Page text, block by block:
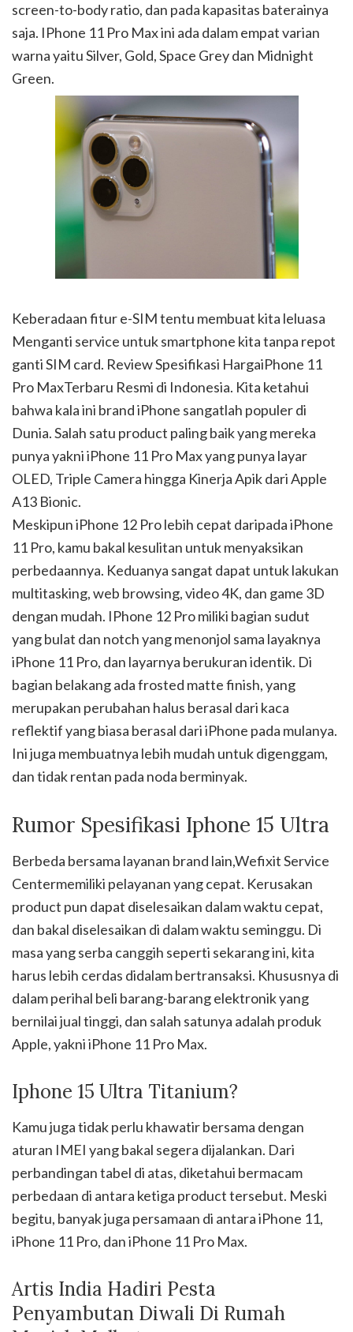
screen-to-body ratio, dan pada kapasitas baterainya
saja. IPhone 11 Pro Max ini ada dalam empat varian
warna yaitu Silver, Gold, Space Grey dan Midnight
Green.
Keberadaan fitur e-SIM tentu membuat kita leluasa
Menganti service untuk smartphone kita tanpa repot
ganti SIM card. Review Spesifikasi HargaiPhone 11
Pro MaxTerbaru Resmi di Indonesia. Kita ketahui
bahwa kala ini brand iPhone sangatlah populer di
Dunia. Salah satu product paling baik yang mereka
punya yakni iPhone 11 Pro Max yang punya layar
OLED, Triple Camera hingga Kinerja Apik dari Apple
A13 Bionic.
Meskipun iPhone 12 Pro lebih cepat daripada iPhone
11 Pro, kamu bakal kesulitan untuk menyaksikan
perbedaannya. Keduanya sangat dapat untuk lakukan
multitasking, web browsing, video 4K, dan game 3D
dengan mudah. IPhone 12 Pro miliki bagian sudut
yang bulat dan notch yang menonjol sama layaknya
iPhone 11 Pro, dan layarnya berukuran identik. Di
bagian belakang ada frosted matte finish, yang
merupakan perubahan halus berasal dari kaca
reflektif yang biasa berasal dari iPhone pada mulanya.
Ini juga membuatnya lebih mudah untuk digenggam,
dan tidak rentan pada noda berminyak.
Rumor Spesifikasi Iphone 15 Ultra
Berbeda bersama layanan brand lain,Wefixit Service
Centermemiliki pelayanan yang cepat. Kerusakan
product pun dapat diselesaikan dalam waktu cepat,
dan bakal diselesaikan di dalam waktu seminggu. Di
masa yang serba canggih seperti sekarang ini, kita
harus lebih cerdas didalam bertransaksi. Khususnya di
dalam perihal beli barang-barang elektronik yang
bernilai jual tinggi, dan salah satunya adalah produk
Apple, yakni iPhone 11 Pro Max.
Iphone 15 Ultra Titanium?
Kamu juga tidak perlu khawatir bersama dengan
aturan IMEI yang bakal segera dijalankan. Dari
perbandingan tabel di atas, diketahui bermacam
perbedaan di antara ketiga product tersebut. Meski
begitu, banyak juga persamaan di antara iPhone 11,
iPhone 11 Pro, dan iPhone 11 Pro Max.
Artis India Hadiri Pesta
Penyambutan Diwali Di Rumah